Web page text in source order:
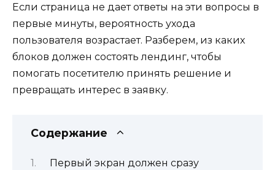
Если страница не дает ответы на эти вопросы в
первые минуты, вероятность ухода
пользователя возрастает. Разберем, из каких
блоков должен состоять лендинг, чтобы
помогать посетителю принять решение и
превращать интерес в заявку.
Содержание
Первый экран должен сразу